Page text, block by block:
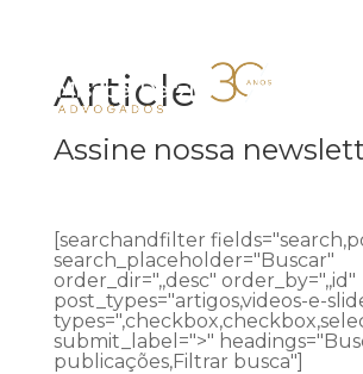
Article
Assine nossa
[searchandfilter
search_placeholder="Buscar"
order_dir=",,desc" order_by=",,id"
post_types="artigos,videos-e-
submit_label=">"
publicações,Filtrar busca"]